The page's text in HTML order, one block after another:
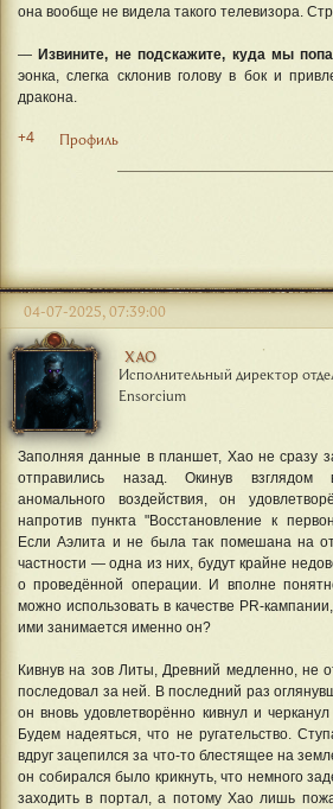
она вообще не видела такого телевизора.
— Извините, не подскажите, куда мы
эонка, слегка склонив голову в бок и
дракона.
+4 Профиль
ХАО
Исполнительный директор
Ensorcium
04-07-2025, 07:39:00
Заполняя данные в планшет, Хао не сразу
отправились назад. Окинув взглядом
аномального воздействия, он
напротив пункта "Восстановление к
Если Аэлита и не была так помешана на
частности — одна из них, будут крайне
о проведённой операции. И вполне
можно использовать в качестве PR-
ими занимается именно он?
Кивнув на зов Литы, Древний медленно, не
последовал за ней. В последний раз
он вновь удовлетворённо кивнул и
Будем надеяться, что не ругательство.
вдруг зацепился за что-то блестящее на
он собирался было крикнуть, что немного
заходить в портал, а потому Хао лишь